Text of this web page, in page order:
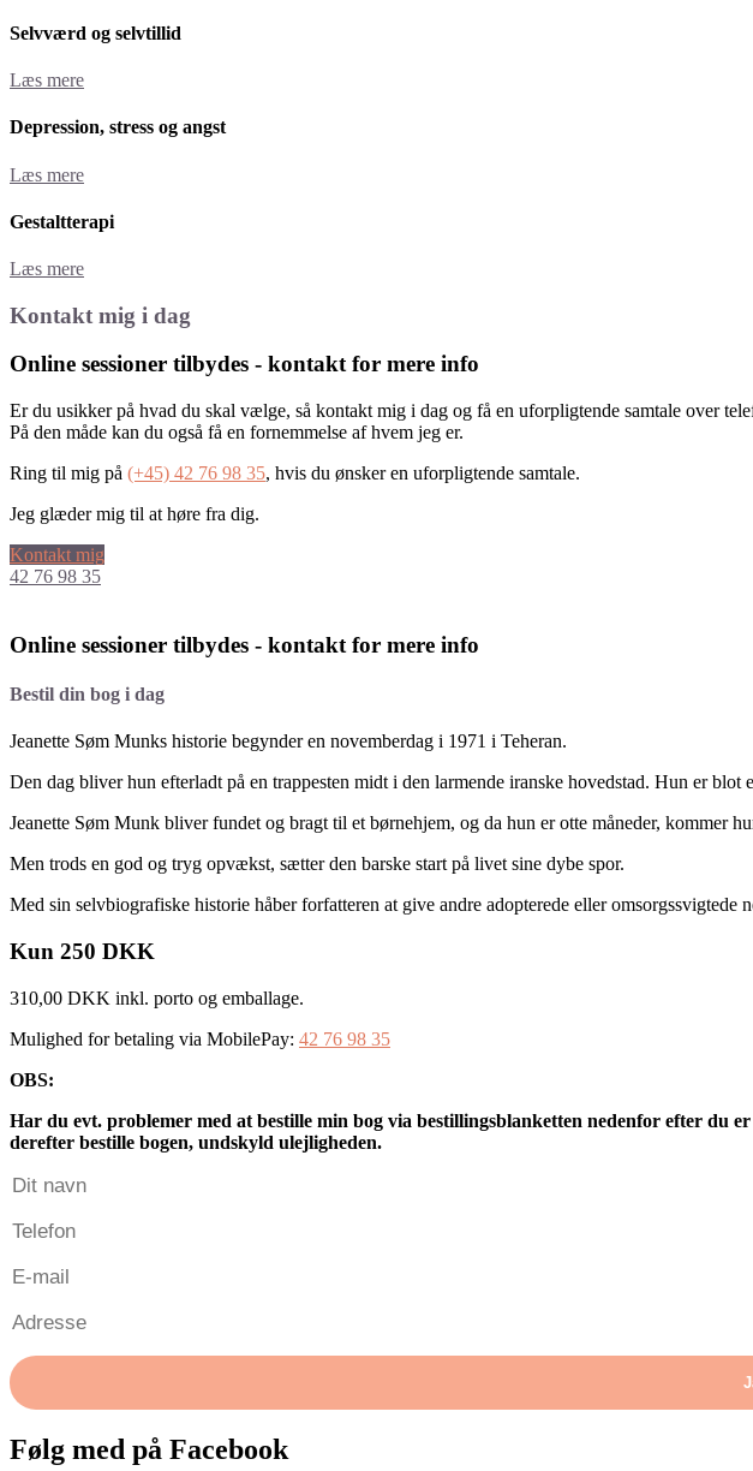
Selvværd og selvtillid
Læs mere
Depression, stress og angst
Læs mere
Gestaltterapi
Læs mere
Kontakt mig i dag
Online sessioner tilbydes - kontakt for mere info
Er du usikker på hvad du skal vælge, så kontakt mig i dag og få en uforpligtende samtale over
På den måde kan du også få en fornemmelse af hvem jeg er.
Ring til mig på (+45) 42 76 98 35, hvis du ønsker en uforpligtende samtale.
Jeg glæder mig til at høre fra dig.
Kontakt mig
42 76 98 35
Online sessioner tilbydes - kontakt for mere info
Bestil din bog i dag
Jeanette Søm Munks historie begynder en novemberdag i 1971 i Teheran.
Den dag bliver hun efterladt på en trappesten midt i den larmende iranske hovedstad. Hun er blot
Jeanette Søm Munk bliver fundet og bragt til et børnehjem, og da hun er otte måneder, kommer
Men trods en god og tryg opvækst, sætter den barske start på livet sine dybe spor.
Med sin selvbiografiske historie håber forfatteren at give andre adopterede eller omsorgssvigtede
Kun 250 DKK
310,00 DKK inkl. porto og emballage.
Mulighed for betaling via MobilePay: 42 76 98 35
OBS:
Har du evt. problemer med at bestille min bog via bestillingsblanketten nedenfor efter du
derefter bestille bogen, undskyld ulejligheden.
Følg med på Facebook